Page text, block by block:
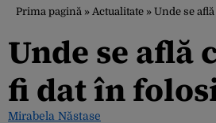
Prima pagină » Actualitate » Unde se
Unde se află
fi dat în
Mirabela Năstase